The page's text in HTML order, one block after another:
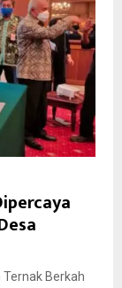
Berkah